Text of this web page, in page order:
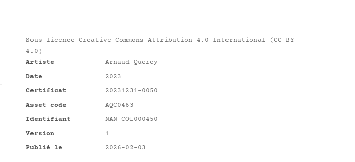
Sous licence Creative Commons Attribution 4.0 International (CC BY
4.0)
Artiste
Arnaud Quercy
Date
2023
Certificat
20231231-0050
Asset code
AQC0463
Identifiant
NAN-COL000450
Version
1
Publié le
2026-02-03